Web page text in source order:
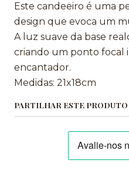
Este candeeiro é uma
design que evoca um
A luz suave da base
criando um ponto focal
encantador.
Medidas: 21x18cm
PARTILHAR ESTE PRODUTO